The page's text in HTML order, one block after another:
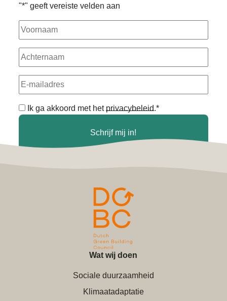
"*" geeft vereiste velden aan
Voornaam
Achternaam
E-
mailadres
Algemene
voorwaarden
Ik ga akkoord met het privacybeleid.*
Schrijf mij in!
Wat wij doen
Sociale duurzaamheid
Klimaatadaptatie